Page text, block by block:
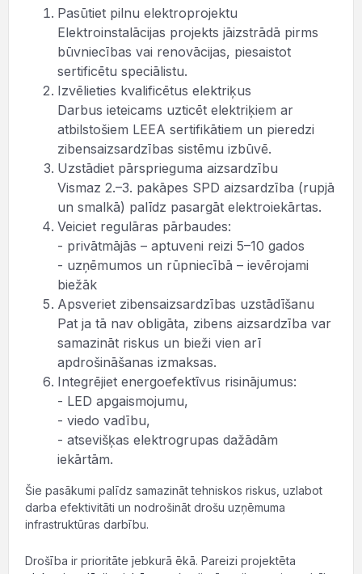
Pasūtiet pilnu elektroprojektu
Elektroinstalācijas projekts jāizstrādā pirms
būvniecības vai renovācijas, piesaistot
sertificētu speciālistu.
Izvēlieties kvalificētus elektriķus
Darbus ieteicams uzticēt elektriķiem ar
atbilstošiem LEEA sertifikātiem un pieredzi
zibensaizsardzības sistēmu izbūvē.
Uzstādiet pārsprieguma aizsardzību
Vismaz 2.–3. pakāpes SPD aizsardzība (rupjā
un smalkā) palīdz pasargāt elektroiekārtas.
Veiciet regulāras pārbaudes:
- privātmājās – aptuveni reizi 5–10 gados
- uzņēmumos un rūpniecībā – ievērojami
biežāk
Apsveriet zibensaizsardzības uzstādīšanu
Pat ja tā nav obligāta, zibens aizsardzība var
samazināt riskus un bieži vien arī
apdrošināšanas izmaksas.
Integrējiet energoefektīvus risinājumus:
- LED apgaismojumu,
- viedo vadību,
- atsevišķas elektrogrupas dažādām
iekārtām.
Šie pasākumi palīdz samazināt tehniskos riskus, uzlabot
darba efektivitāti un nodrošināt drošu uzņēmuma
infrastruktūras darbību.
Drošība ir prioritāte jebkurā ēkā. Pareizi projektēta